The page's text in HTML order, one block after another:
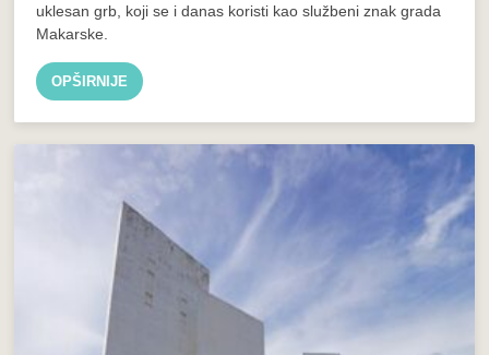
uklesan grb, koji se i danas koristi kao službeni znak grada
Makarske.
OPŠIRNIJE